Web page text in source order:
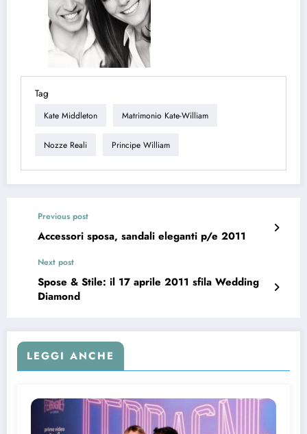
Tag
Kate Middleton Matrimonio Kate-William
Nozze Reali Principe William
Previous post
Accessori sposa, sandali eleganti p/e 2011
Next post
Spose & Stile: il 17 aprile 2011 sfila Wedding
Diamond
LEGGI ANCHE